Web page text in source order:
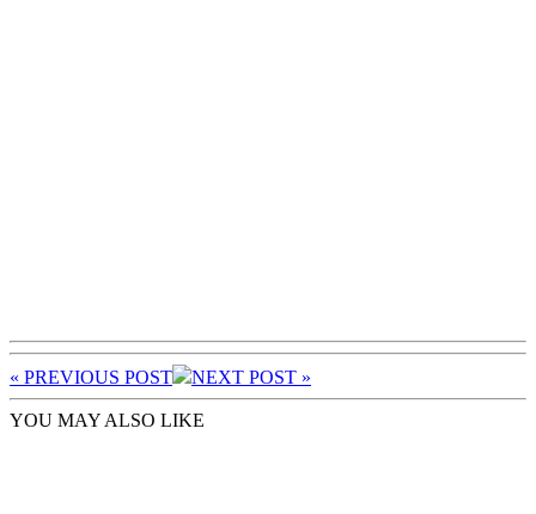
« PREVIOUS POST NEXT POST »
YOU MAY ALSO LIKE